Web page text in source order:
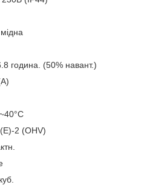
година. (50% навант.)
2 (OHV)